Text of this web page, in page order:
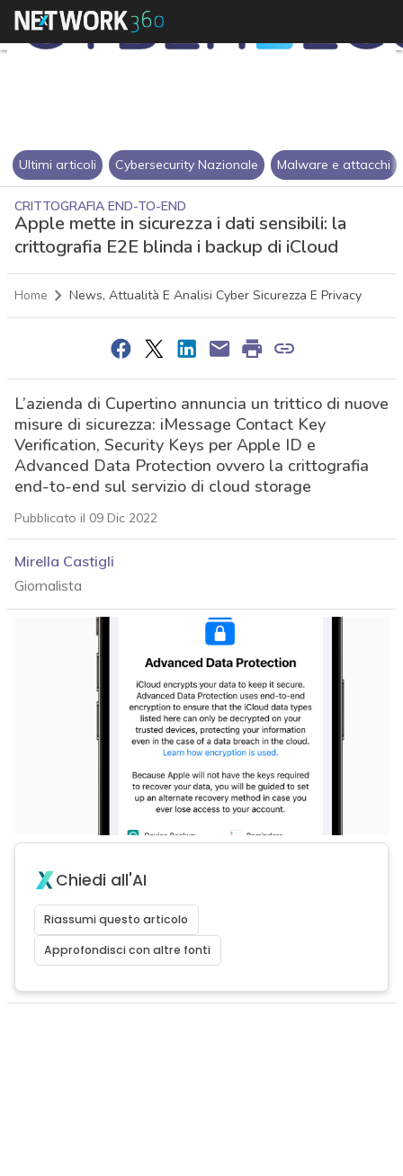
Ultimi articoli Cybersecurity Nazionale Malware e attacchi
CRITTOGRAFIA END-TO-END
Apple mette in sicurezza i dati sensibili: la
crittografia E2E blinda i backup di iCloud
Home News, Attualità E Analisi Cyber Sicurezza E Privacy
L’azienda di Cupertino annuncia un trittico di nuove
misure di sicurezza: iMessage Contact Key
Verification, Security Keys per Apple ID e
Advanced Data Protection ovvero la crittografia
end-to-end sul servizio di cloud storage
Pubblicato il 09 Dic 2022
Mirella Castigli
Giornalista
Chiedi all'AI
Riassumi questo articolo
Approfondisci con altre fonti